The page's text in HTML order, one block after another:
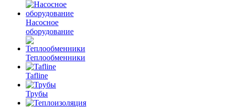
Насосное
оборудование
Теплообменники
Tafline
Трубы